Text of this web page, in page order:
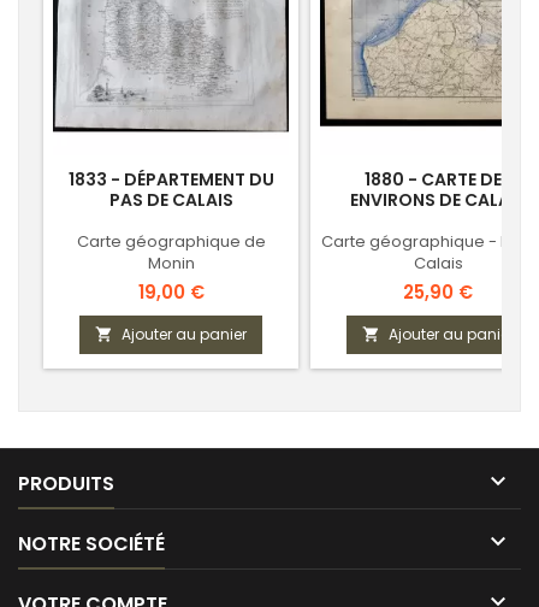
1833 - DÉPARTEMENT DU
PAS DE CALAIS
Carte géographique de
Monin
Prix
19,00 €
 Ajouter au panier
1880 - CARTE DES
ENVIRONS DE CALAIS
Carte géographique - Pas
Calais
Prix
25,90 €
 Ajouter au panier
PRODUITS 
NOTRE SOCIÉTÉ 